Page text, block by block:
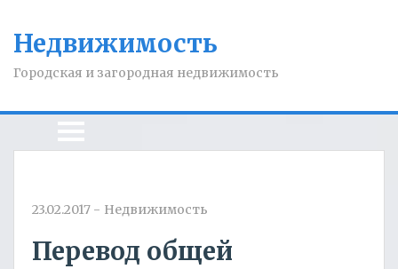
Недвижимость
Городская и загородная недвижимость
23.02.2017 - Недвижимость
​Перевод общей